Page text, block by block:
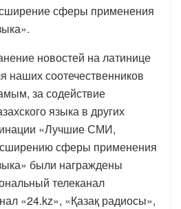
сферы применения
новостей на латинице
наших соотечественников
за содействие
языка в других
«Лучшие СМИ,
сферы применения
были награждены
телеканал
«24.kz», «Қазақ радиосы»,